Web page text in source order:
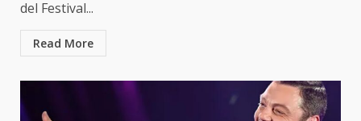
del Festival...
Read More